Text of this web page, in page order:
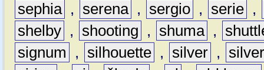
sephia , serena , sergio , serie ,
shelby , shooting , shuma ,
signum
, silhouette , silver ,